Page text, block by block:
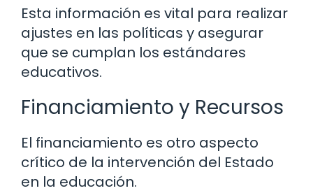
Esta información es vital para realizar
ajustes en las políticas y asegurar
que se cumplan los estándares
educativos.
Financiamiento y Recursos
El financiamiento es otro aspecto
crítico de la intervención del Estado
en la educación.